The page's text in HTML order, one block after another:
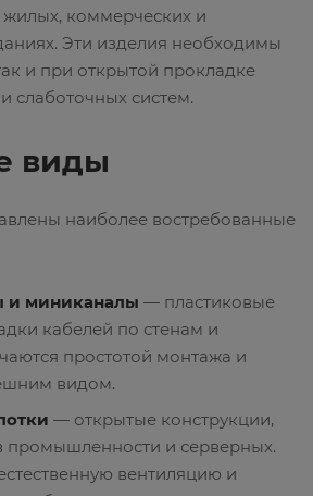
жилых, коммерческих и
Эти изделия необходимы
и при открытой прокладке
слаботочных систем.
виды
наиболее востребованные
и миниканалы — пластиковые
кабелей по стенам и
простотой монтажа и
видом.
— открытые конструкции,
промышленности и серверных.
вентиляцию и